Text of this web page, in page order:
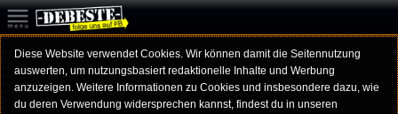
Diese Website verwendet Cookies. Wir können damit die Seitennutzung
auswerten, um nutzungsbasiert redaktionelle Inhalte und Werbung
anzuzeigen. Weitere Informationen zu Cookies und insbesondere dazu, wie
du deren Verwendung widersprechen kannst, findest du in unseren